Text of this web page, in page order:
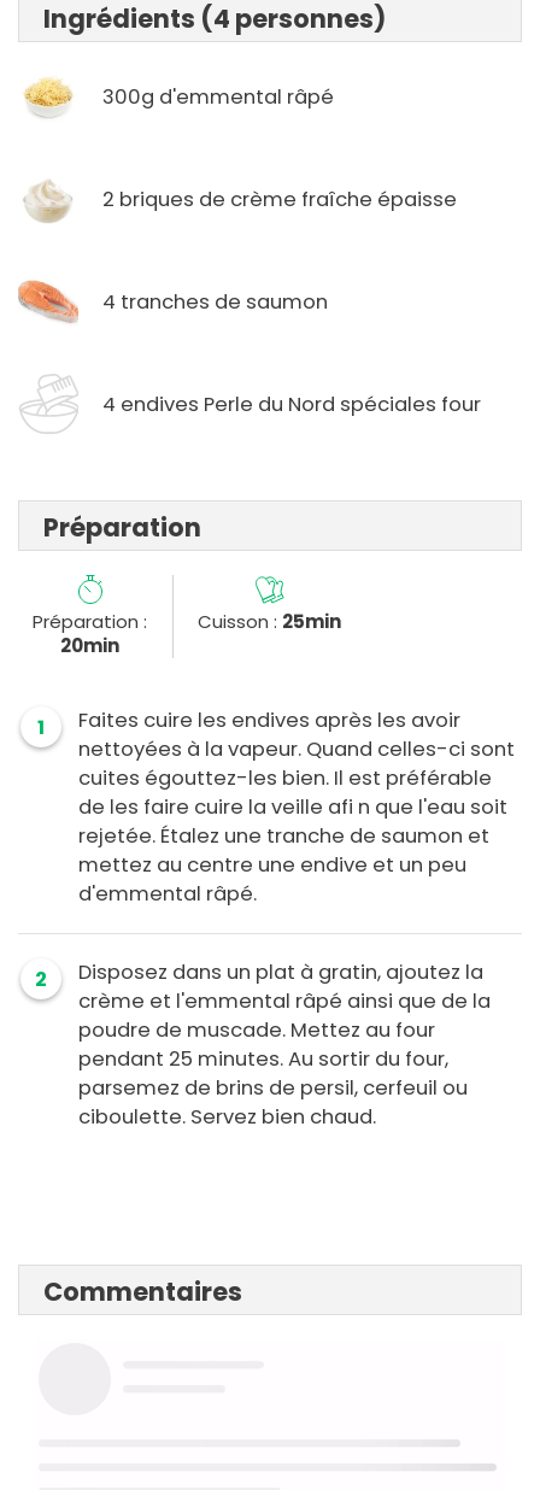
Ingrédients (4 personnes)
300g d'emmental râpé
2 briques de crème fraîche épaisse
4 tranches de saumon
4 endives Perle du Nord spéciales four
Préparation
Préparation :
20min
Cuisson : 25min
1
Faites cuire les endives après les avoir
nettoyées à la vapeur. Quand celles-ci sont
cuites égouttez-les bien. Il est préférable
de les faire cuire la veille afi n que l'eau soit
rejetée. Étalez une tranche de saumon et
mettez au centre une endive et un peu
d'emmental râpé.
2
Disposez dans un plat à gratin, ajoutez la
crème et l'emmental râpé ainsi que de la
poudre de muscade. Mettez au four
pendant 25 minutes. Au sortir du four,
parsemez de brins de persil, cerfeuil ou
ciboulette. Servez bien chaud.
Commentaires